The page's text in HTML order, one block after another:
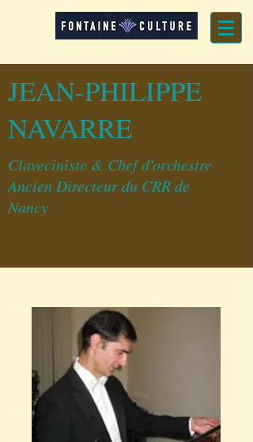
JEAN-PHILIPPE
NAVARRE
Claveciniste & Chef d'orchestre
Ancien Directeur du CRR de
Nancy